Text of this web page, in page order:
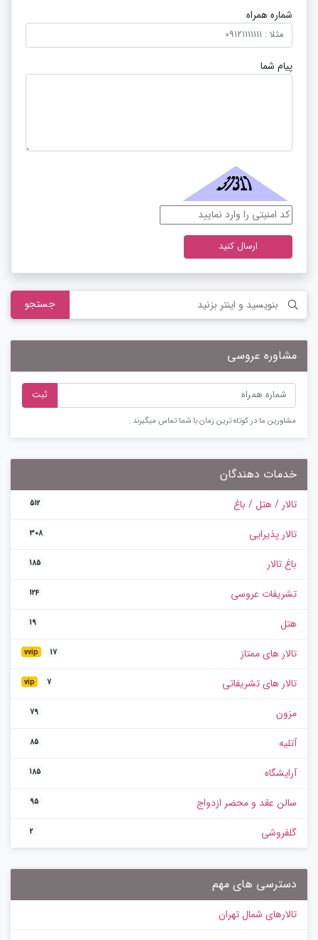
شماره همراه
پیام شما
ارسال کنید
جستجو
مشاوره عروسی
ثبت
مشاورین ما در کوتاه ترین زمان با شما تماس میگیرند .
خدمات دهندگان
تالار / هتل / باغ 512
تالار پذیرایی 308
باغ تالار 185
تشریفات عروسی 124
هتل 19
تالار های ممتاز vvip 17
تالار های تشریفاتی vip 7
مزون 79
آتلیه 85
آرایشگاه 185
سالن عقد و محضر ازدواج 95
گلفروشی 2
دسترسی های مهم
تالارهای شمال تهران